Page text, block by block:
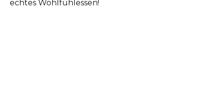
echtes Wohlfühlessen!